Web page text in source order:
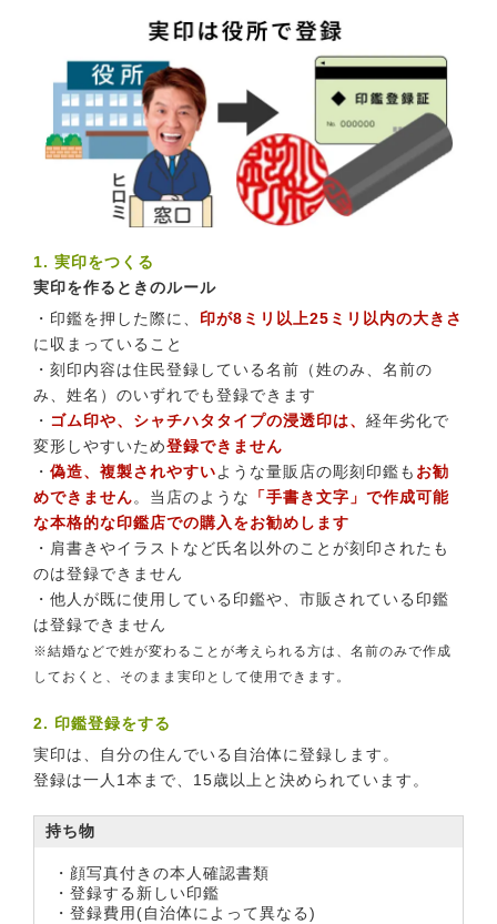
1. 実印をつくる
実印を作るときのルール
・印鑑を押した際に、 印が8ミリ以上25ミリ以内の大きさ
に収まっていること
・刻印内容は住民登録している名前（姓のみ、名前の
み、姓名）のいずれでも登録できます
・ ゴム印や、シャチハタタイプの浸透印は、 経年劣化で
変形しやすいため登録できません
・ 偽造、複製されやすいような量販店の彫刻印鑑も お勧
めできません。当店のような
「手書き文字」で作成可能
な本格的な印鑑店での購入をお勧めします
・肩書きやイラストなど氏名以外のことが刻印されたも
のは登録できません
・他人が既に使用している印鑑や、市販されている印鑑
は登録できません
※結婚などで姓が変わることが考えられる方は、名前のみで作成
しておくと、そのまま実印として使用できます。
2. 印鑑登録をする
実印は、自分の住んでいる自治体に登録します。
登録は一人1本まで、15歳以上と決められています。
持ち物
・顔写真付きの本人確認書類
・登録する新しい印鑑
・登録費用(自治体によって異なる)